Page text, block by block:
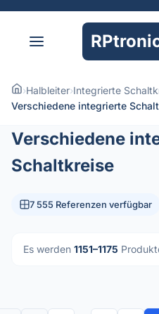
›Halbleiter›Integrierte
Verschiedene integrierte
Verschiedene
Schaltkreise
7 555 Referenzen verfügbar
Es werden 1151–1175